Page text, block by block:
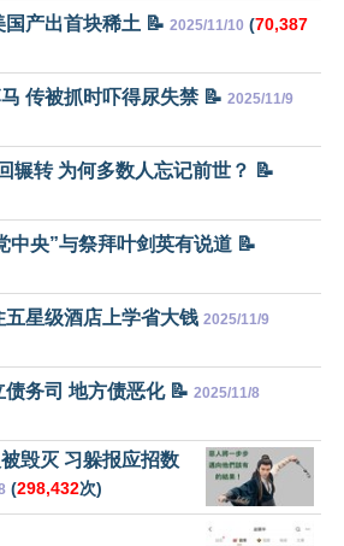
产出首块稀土 📝 2025/11/10 (70,387
传被抓时吓得尿失禁 📝 2025/11/9
辗转 为何多数人忘记前世？ 📝
中央”与祭拜叶剑英有说道 📝
星级酒店上学省大钱 2025/11/9
务司 地方债恶化 📝 2025/11/8
毁灭 习躲报应招数
(298,432次)